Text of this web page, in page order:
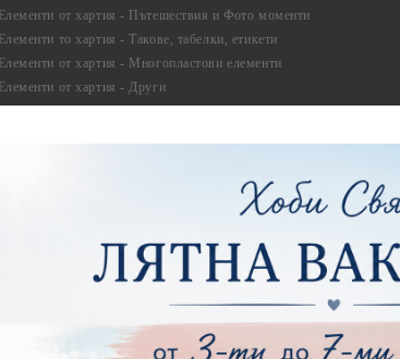
Елементи от хартия - Пътешествия и Фото моменти
Елементи то хартия - Такове, табелки, етикети
Елементи от хартия - Многопластови елементи
Елементи от хартия - Други
Елементи от бирен картон - Надписи на български
Елементи от бирен картон - Ъгли и орнаменти
Елементи от бирен картон - Училище, Дипломиране и Завършване
Елементи от бирен картон - Бебшки и Детски елементи